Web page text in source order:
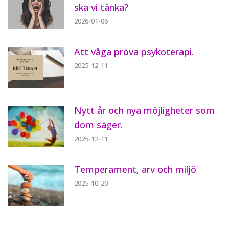
ska vi tänka?
2026-01-06
Att våga pröva psykoterapi.
2025-12-11
Nytt år och nya möjligheter som
dom säger.
2025-12-11
Temperament, arv och miljö
2025-10-20